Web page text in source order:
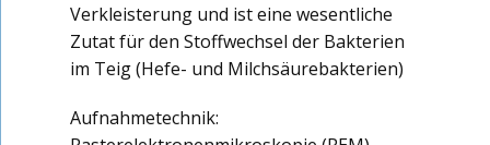
Verkleisterung und ist eine wesentliche
Zutat für den Stoffwechsel der Bakterien
im Teig (Hefe- und Milchsäurebakterien)
Aufnahmetechnik: